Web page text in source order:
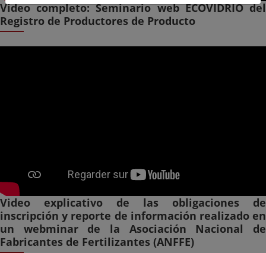
Video completo: Seminario web ECOVIDRIO del
Registro de Productores de Producto
Video explicativo de las obligaciones de
inscripción y reporte de información realizado en
un webminar de la Asociación Nacional de
Fabricantes de Fertilizantes (ANFFE)